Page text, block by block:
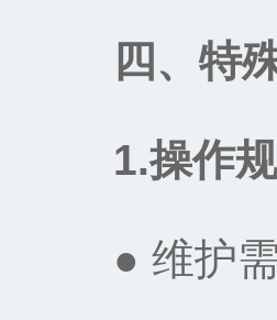
四、特
1.操作
● 维护需